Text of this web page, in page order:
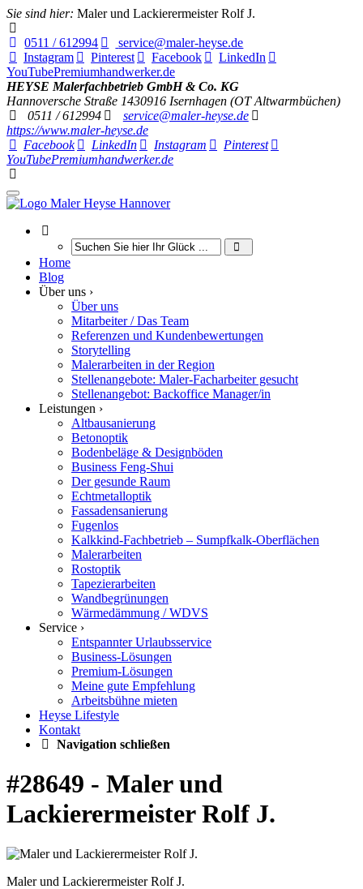
Sie sind hier: Maler und Lackierermeister Rolf J.
0511 / 612994
service@maler-heyse.de
Instagram
Pinterest Facebook
LinkedIn
YouTubePremiumhandwerker.de
HEYSE Malerfachbetrieb GmbH & Co. KG
Hannoversche Straße 1430916 Isernhagen (OT Altwarmbüchen)
0511 / 612994
service@maler-heyse.de
https://www.maler-heyse.de
Facebook
LinkedIn Instagram
Pinterest
YouTubePremiumhandwerker.de
Home
Blog
Über uns ›
Über uns
Mitarbeiter / Das Team
Referenzen und Kundenbewertungen
Storytelling
Malerarbeiten in der Region
Stellenangebote: Maler-Facharbeiter gesucht
Stellenangebot: Backoffice Manager/in
Leistungen ›
Altbausanierung
Betonoptik
Bodenbeläge & Designböden
Business Feng-Shui
Der gesunde Raum
Echtmetalloptik
Fassadensanierung
Fugenlos
Kalkkind-Fachbetrieb – Sumpfkalk-Oberflächen
Malerarbeiten
Rostoptik
Tapezierarbeiten
Wandbegrünungen
Wärmedämmung / WDVS
Service ›
Entspannter Urlaubsservice
Business-Lösungen
Premium-Lösungen
Meine gute Empfehlung
Arbeitsbühne mieten
Heyse Lifestyle
Kontakt
Navigation schließen
#28649 - Maler und
Lackierermeister Rolf J.
Maler und Lackierermeister Rolf J.